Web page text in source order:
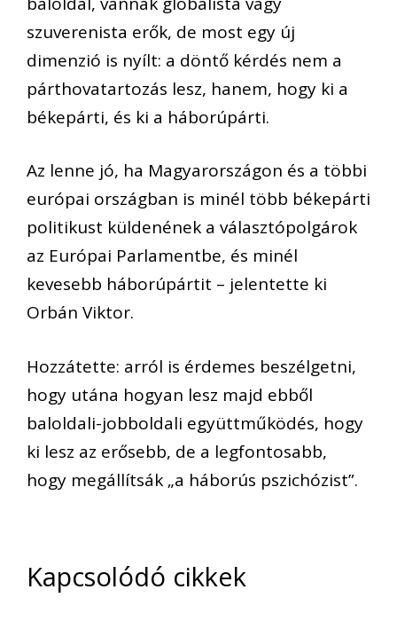
szuverenista erők, de most egy új
dimenzió is nyílt: a döntő kérdés nem a
párthovatartozás lesz, hanem, hogy ki a
békepárti, és ki a háborúpárti.
Az lenne jó, ha Magyarországon és a többi
európai országban is minél több békepárti
politikust küldenének a választópolgárok
az Európai Parlamentbe, és minél
kevesebb háborúpártit – jelentette ki
Orbán Viktor.
Hozzátette: arról is érdemes beszélgetni,
hogy utána hogyan lesz majd ebből
baloldali-jobboldali együttműködés, hogy
ki lesz az erősebb, de a legfontosabb,
hogy megállítsák „a háborús pszichózist”.
Kapcsolódó cikkek